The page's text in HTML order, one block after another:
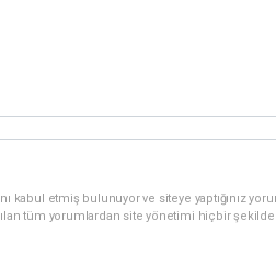
kabul etmiş bulunuyor ve siteye yaptığınız
tüm yorumlardan site yönetimi hiçbir